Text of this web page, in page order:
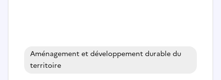
Aménagement et développement durable du
territoire